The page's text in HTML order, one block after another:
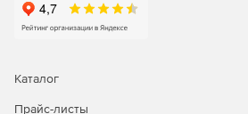
Настройка разметки и нумерации
настраиваемая структура.
Каталог
Прайс-листы